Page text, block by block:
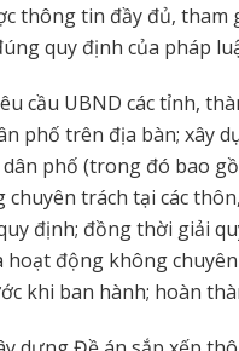
thông tin đầy đủ, tham
quy định của pháp
cầu UBND các tỉnh,
phố trên địa bàn; xây
phố (trong đó bao
trách tại các
định; đồng thời giải
động không
khi ban hành; hoàn